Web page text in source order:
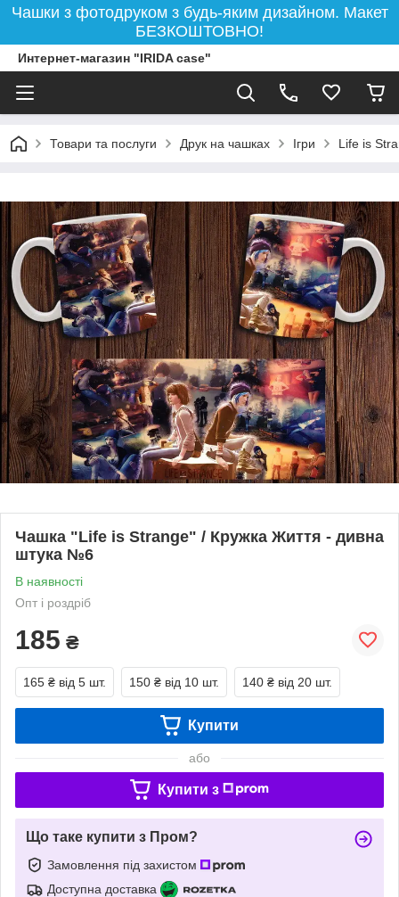
Чашки з фотодруком з будь-яким дизайном. Макет
БЕЗКОШТОВНО!
Интернет-магазин "IRIDA case"
Товари та послуги Друк на чашках Ігри Life is
Чашка "Life is Strange" / Кружка Життя - дивна
штука №6
В наявності
Опт і роздріб
185 ₴
165 ₴ від 5 шт. 150 ₴ від 10 шт. 140 ₴ від 20 шт.
Купити
або
Купити з
Що таке купити з Пром?
Замовлення під захистом
Доступна доставка